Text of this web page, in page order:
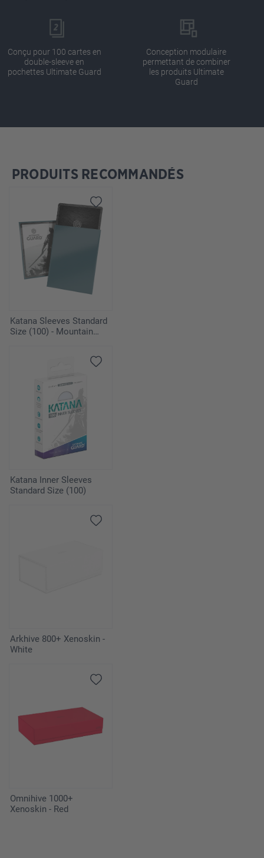
Conçu pour 100 cartes en
double-sleeve en
pochettes Ultimate Guard
Conception modulaire
permettant de combiner
les produits Ultimate
Guard
Ignorer la galerie de produits
PRODUITS RECOMMANDÉS
Katana Sleeves Standard
Size (100) - Mountain
Katana Inner Sleeves
Standard Size (100)
Arkhive 800+ Xenoskin -
White
Omnihive 1000+
Xenoskin - Red